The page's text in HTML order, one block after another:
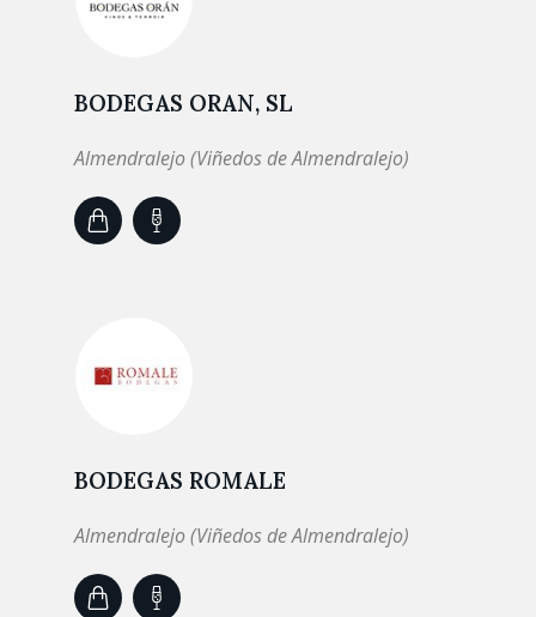
BODEGAS ORAN, SL
Almendralejo (Viñedos de Almendralejo)
BODEGAS ROMALE
Almendralejo (Viñedos de Almendralejo)